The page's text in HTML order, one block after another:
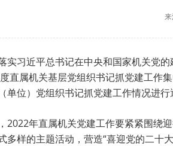
实习近平总书记在中央和国家机关党
直属机关基层党组织书记抓党建工作
单位）党组织书记抓党建工作情况进
2022年直属机关党建工作要紧紧围绕
多样的主题活动，营造“喜迎党的二十